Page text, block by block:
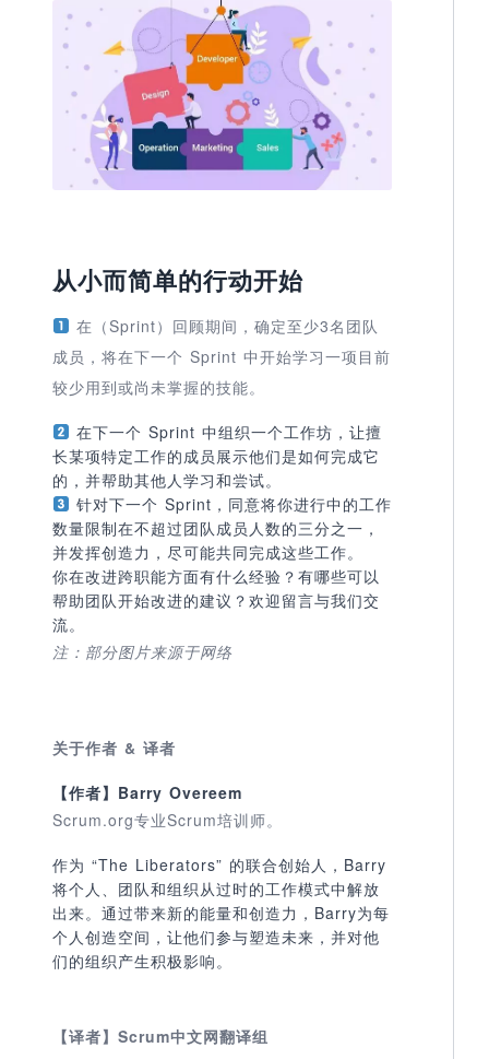
从小而简单的行动开始
在（Sprint）回顾期间，确定至少3名团队
成员，将在下一个 Sprint 中开始学习一项目前
较少用到或尚未掌握的技能。
在下一个 Sprint 中组织一个工作坊，让擅
长某项特定工作的成员展示他们是如何完成它
的，并帮助其他人学习和尝试。
针对下一个 Sprint，同意将你进行中的工作
数量限制在不超过团队成员人数的三分之一，
并发挥创造力，尽可能共同完成这些工作。
你在改进跨职能方面有什么经验？有哪些可以
帮助团队开始改进的建议？欢迎留言与我们交
流。
注：部分图片来源于网络
关于作者 & 译者
【作者】 Barry Overeem
Scrum.org专业Scrum培训师。
作为 “The Liberators” 的联合创始人，Barry
将个人、团队和组织从过时的工作模式中解放
出来。通过带来新的能量和创造力，Barry为每
个人创造空间，让他们参与塑造未来，并对他
们的组织产生积极影响。
【译者】Scrum中文网翻译组